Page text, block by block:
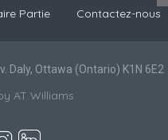
Partie Contactez-nous
Daly, Ottawa (Ontario) K1N 6E2
AT Williams